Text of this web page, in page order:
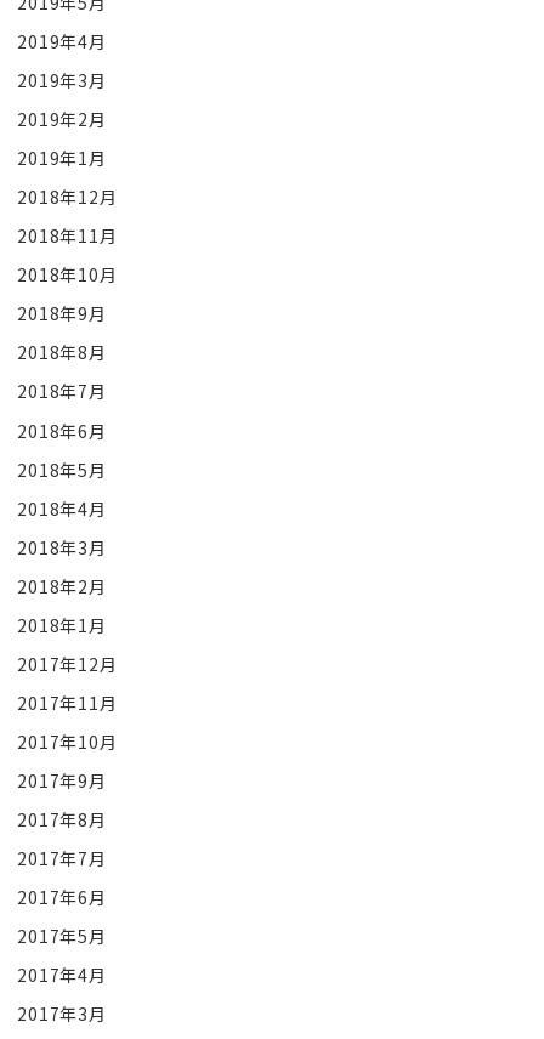
2019年4月
2019年3月
2019年2月
2019年1月
2018年12月
2018年11月
2018年10月
2018年9月
2018年8月
2018年7月
2018年6月
2018年5月
2018年4月
2018年3月
2018年2月
2018年1月
2017年12月
2017年11月
2017年10月
2017年9月
2017年8月
2017年7月
2017年6月
2017年5月
2017年4月
2017年3月